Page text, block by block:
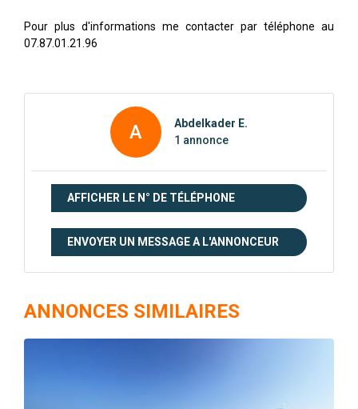
Pour plus d'informations me contacter par téléphone au
07.87.01.21.96
A
Abdelkader E.
1 annonce
AFFICHER LE N° DE TÉLÉPHONE
ENVOYER UN MESSAGE A L'ANNONCEUR
ANNONCES SIMILAIRES